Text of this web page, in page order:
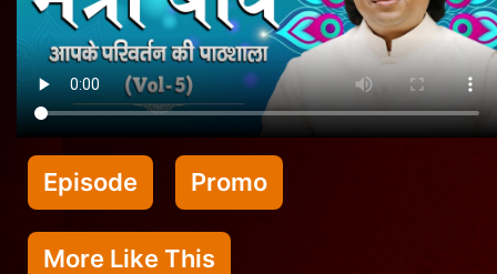
Episode Promo
More Like This